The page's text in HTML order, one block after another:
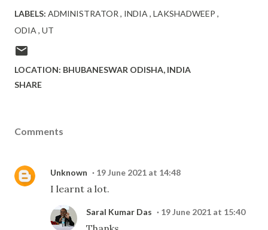
LABELS: ADMINISTRATOR INDIA LAKSHADWEEP
ODIA UT
LOCATION: BHUBANESWAR ODISHA, INDIA
SHARE
Comments
Unknown 19 June 2021 at 14:48
I learnt a lot.
Saral Kumar Das 19 June 2021 at 15:40